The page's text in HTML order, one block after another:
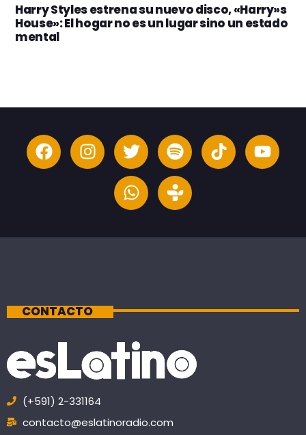
Harry Styles estrena su nuevo disco, «Harry»s
House»: El hogar no es un lugar sino un estado
mental
CONTACTO
(+591) 2-331164
contacto@eslatinoradio.com